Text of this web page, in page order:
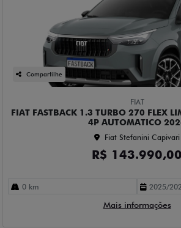
Compartilhe
FIAT
FIAT FASTBACK 1.3 TURBO 270 FLEX
4P AUTOMATICO
Fiat Stefanini Capivari
R$ 143.990,00
0 km 2025/
Mais informações